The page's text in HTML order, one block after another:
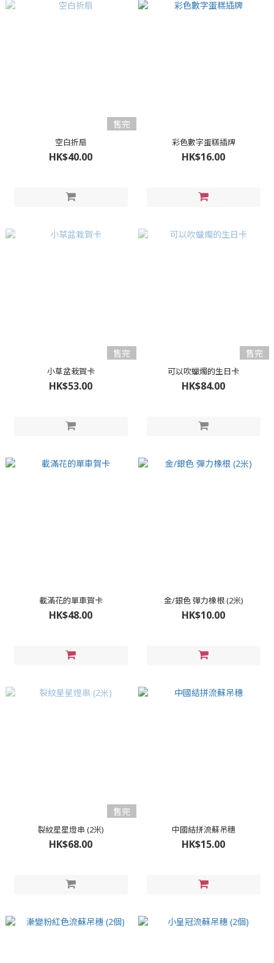
售完
空白折扇
HK$40.00
彩色數字蛋糕插牌
HK$16.00
售完
小草盆栽賀卡
HK$53.00
售完
可以吹蠟燭的生日卡
HK$84.00
載滿花的單車賀卡
HK$48.00
金/銀色 彈力橡根 (2米)
HK$10.00
售完
裂紋星星燈串 (2米)
HK$68.00
中國結拼流蘇吊穗
HK$15.00